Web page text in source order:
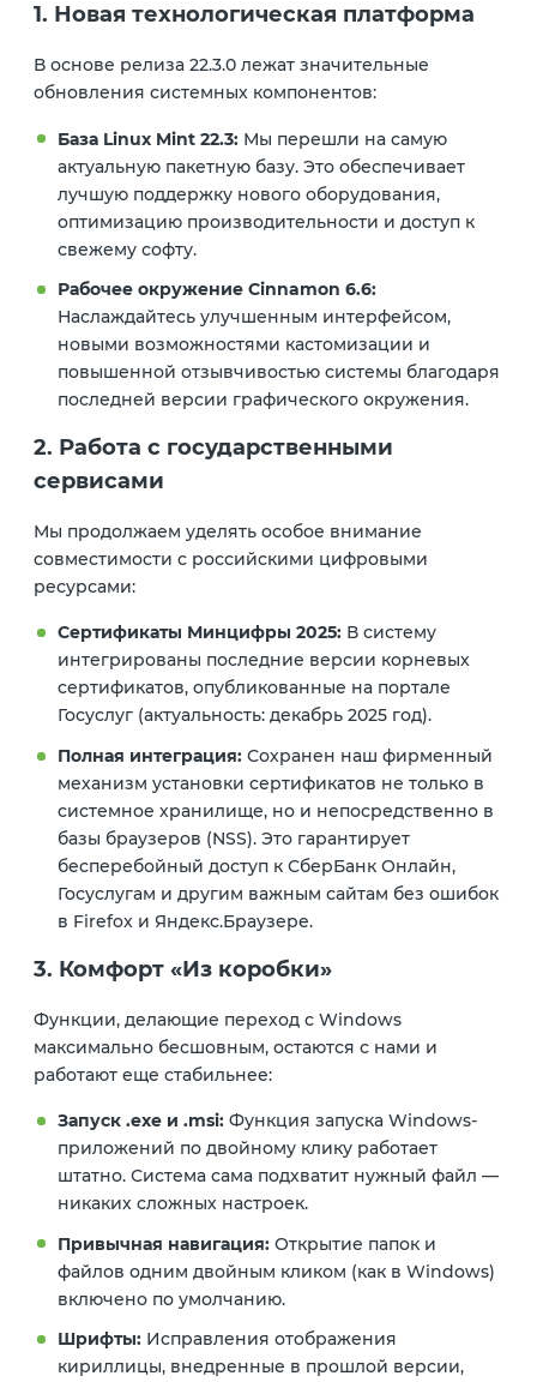
1. Новая технологическая платформа
В основе релиза 22.3.0 лежат значительные
обновления системных компонентов:
База Linux Mint 22.3:Мы перешли на самую
актуальную пакетную базу. Это обеспечивает
лучшую поддержку нового оборудования,
оптимизацию производительности и доступ к
свежему софту.
Рабочее окружение Cinnamon 6.6:
Наслаждайтесь улучшенным интерфейсом,
новыми возможностями кастомизации и
повышенной отзывчивостью системы благодаря
последней версии графического окружения.
2. Работа с государственными
сервисами
Мы продолжаем уделять особое внимание
совместимости с российскими цифровыми
ресурсами:
Сертификаты Минцифры 2025:В систему
интегрированы последние версии корневых
сертификатов, опубликованные на портале
Госуслуг (актуальность: декабрь 2025 год).
Полная интеграция:Сохранен наш фирменный
механизм установки сертификатов не только в
системное хранилище, но и непосредственно в
базы браузеров (NSS). Это гарантирует
бесперебойный доступ к СберБанк Онлайн,
Госуслугам и другим важным сайтам без ошибок
в Firefox и Яндекс.Браузере.
3. Комфорт «Из коробки»
Функции, делающие переход с Windows
максимально бесшовным, остаются с нами и
работают еще стабильнее:
Запуск .exe и .msi:Функция запуска Windows-
приложений по двойному клику работает
штатно. Система сама подхватит нужный файл —
никаких сложных настроек.
Привычная навигация:Открытие папок и
файлов одним двойным кликом (как в Windows)
включено по умолчанию.
Шрифты:Исправления отображения
кириллицы, внедренные в прошлой версии,